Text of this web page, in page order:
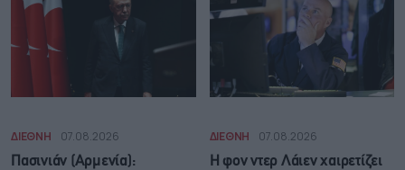
ΔΙΕΘΝΗ 07.08.2026
Πασινιάν (Αρμενία):
ΔΙΕΘΝΗ 07.08.2026
Η φον ντερ Λάιεν χαιρετίζει